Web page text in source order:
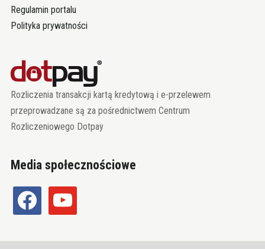
Regulamin portalu
Polityka prywatności
Rozliczenia transakcji kartą kredytową i e-przelewem
przeprowadzane są za pośrednictwem Centrum
Rozliczeniowego Dotpay
Media społecznościowe
facebook youtube